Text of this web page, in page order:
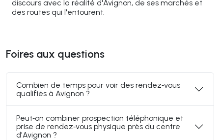
discours avec la réalité d'Avignon, de ses marchés et
des routes qui l'entourent.
Foires aux questions
Combien de temps pour voir des rendez‑vous
qualifiés à Avignon ?
Peut‑on combiner prospection téléphonique et
prise de rendez‑vous physique près du centre
d'Avignon ?